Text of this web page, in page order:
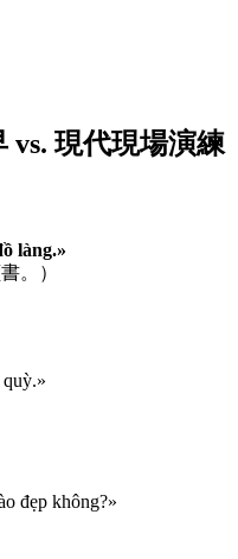
vs. 現代現場演練
làng.»
。）
đẹp không?»